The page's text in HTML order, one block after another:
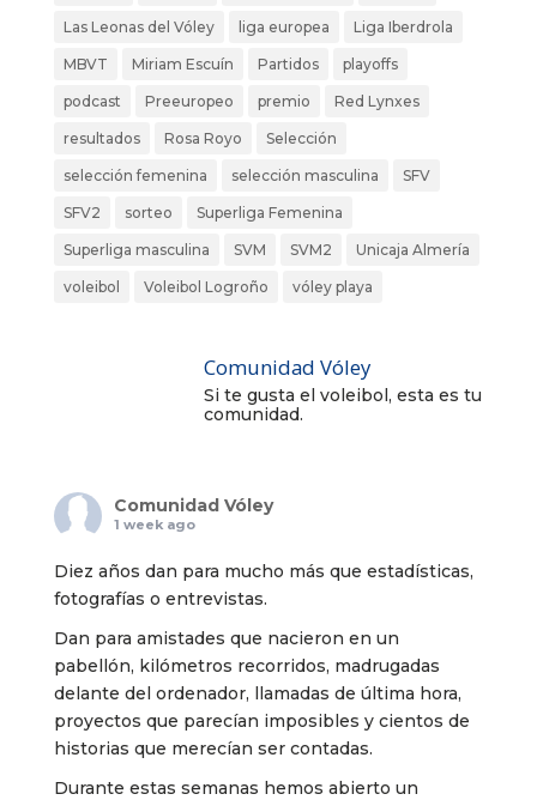
Las Leonas del Vóley liga europea Liga Iberdrola
MBVT Miriam Escuín Partidos playoffs
podcast Preeuropeo premio Red Lynxes
resultados Rosa Royo Selección
selección femenina selección masculina SFV
SFV2 sorteo Superliga Femenina
Superliga masculina SVM SVM2 Unicaja Almería
voleibol Voleibol Logroño vóley playa
Comunidad Vóley
Si te gusta el voleibol, esta es tu
comunidad.
Comunidad Vóley
1 week ago
Diez años dan para mucho más que estadísticas,
fotografías o entrevistas.
Dan para amistades que nacieron en un
pabellón, kilómetros recorridos, madrugadas
delante del ordenador, llamadas de última hora,
proyectos que parecían imposibles y cientos de
historias que merecían ser contadas.
Durante estas semanas hemos abierto un